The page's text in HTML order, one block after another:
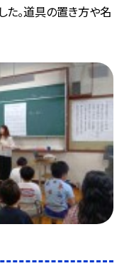
。道具の置き方や名